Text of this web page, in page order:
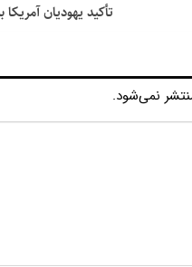
تأکید یهودیان
نمی‌شود.